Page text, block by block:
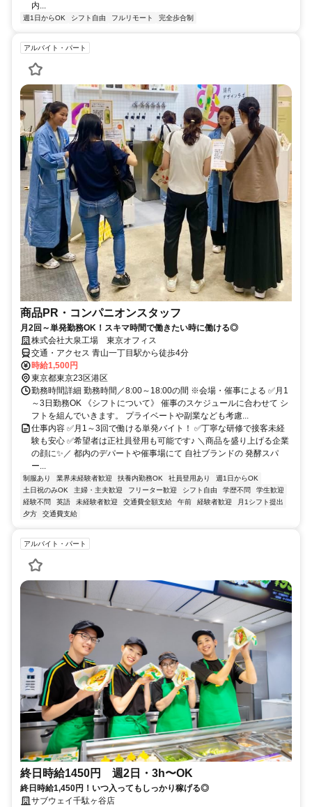
内...
週1日からOK シフト自由 フルリモート 完全歩合制
アルバイト・パート
商品PR・コンパニオンスタッフ
月2回～単発勤務OK！スキマ時間で働きたい時に働ける◎
株式会社大泉工場 東京オフィス
交通・アクセス 青山一丁目駅から徒歩4分
時給1,500円
東京都東京23区港区
勤務時間詳細 勤務時間／8:00～18:00の間 ※会場・催事による ✅月1
～3日勤務OK 《シフトについて》 催事のスケジュールに合わせて シ
フトを組んでいきます。 プライベートや副業なども考慮...
仕事内容 ✅月1～3回で働ける単発バイト！ ✅丁寧な研修で接客未経
験も安心 ✅希望者は正社員登用も可能です♪ ＼商品を盛り上げる企業
の顔に✨／ 都内のデパートや催事場にて 自社ブランドの 発酵スパ
ー...
制服あり 業界未経験者歓迎 扶養内勤務OK 社員登用あり
週1日からOK
土日祝のみOK
主婦・主夫歓迎 フリーター歓迎 シフト自由 学歴不問
学生歓迎
経験不問
英語 未経験者歓迎 交通費全額支給 午前 経験者歓迎
月1シフト提出
夕方
交通費支給
アルバイト・パート
終日時給1450円 週2日・3h〜OK
終日時給1,450円！いつ入ってもしっかり稼げる◎
サブウェイ千駄ヶ谷店